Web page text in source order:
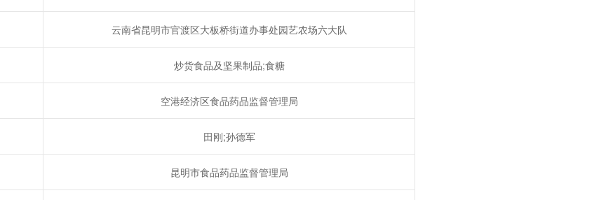
云南省昆明市官渡区大板桥街道办事处园艺农场六大队
炒货食品及坚果制品;食糖
空港经济区食品药品监督管理局
田刚;孙德军
昆明市食品药品监督管理局